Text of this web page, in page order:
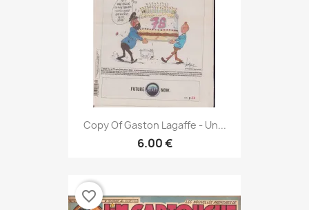
Copy Of Gaston Lagaffe - Un...
6.00 €
favorite_border